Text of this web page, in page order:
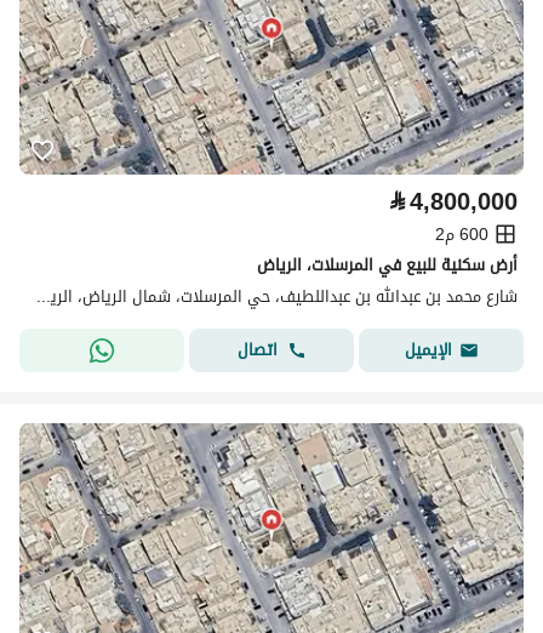
⃁4,800,000
600 م2
أرض سكنية للبيع في المرسلات، الرياض
شارع محمد بن عبدالله بن عبداللطيف، حي المرسلات، شمال الرياض، الرياض
الإيميل
اتصال